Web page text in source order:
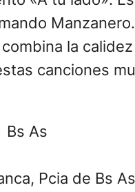
la
canciones
Bs As
Pcia de Bs As